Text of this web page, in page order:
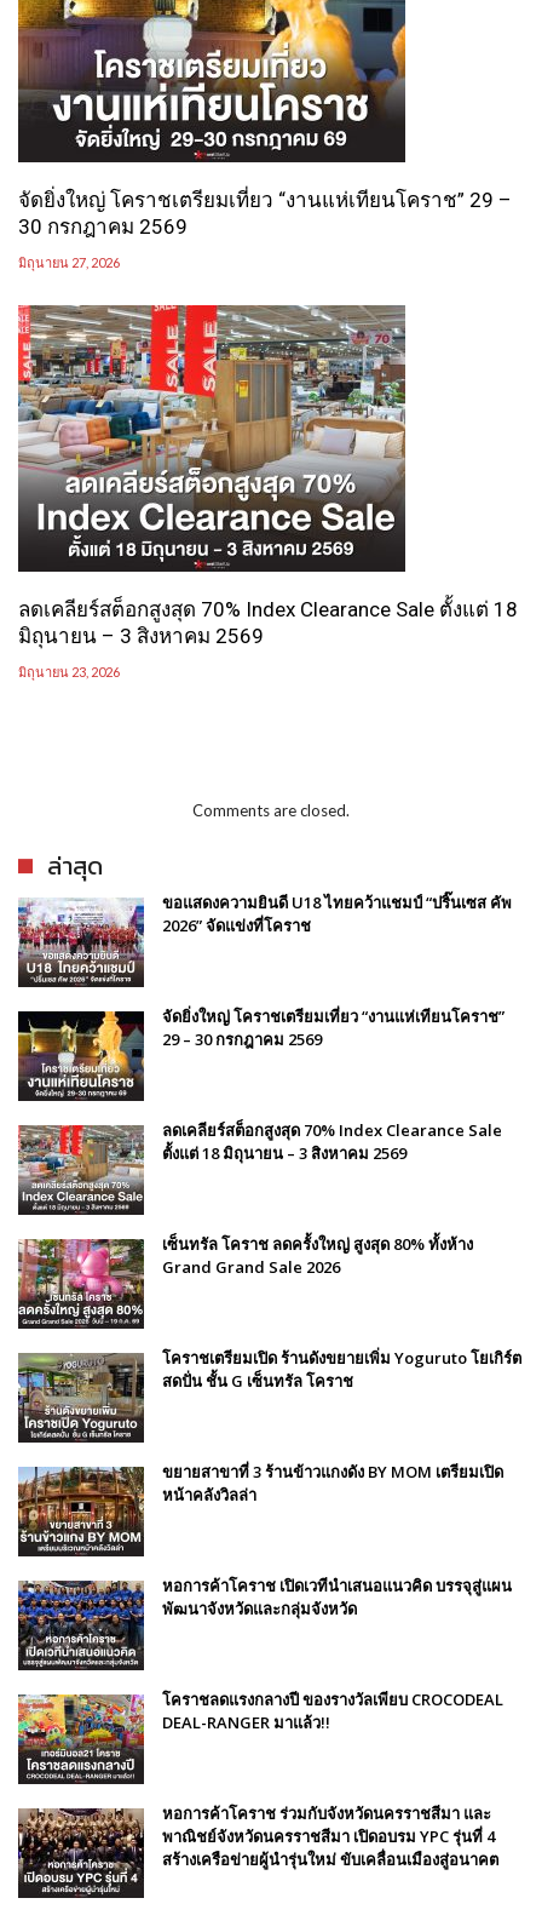
จัดยิ่งใหญ่ โคราชเตรียมเที่ยว “งานแห่เทียนโคราช” 29 –
30 กรกฎาคม 2569
มิถุนายน 27, 2026
ลดเคลียร์สต็อกสูงสุด 70% Index Clearance Sale ตั้งแต่ 18
มิถุนายน – 3 สิงหาคม 2569
มิถุนายน 23, 2026
Comments are closed.
ล่าสุด
ขอแสดงความยินดี U18 ไทยคว้าแชมป์ “ปริ๊นเซส คัพ
2026” จัดแข่งที่โคราช
จัดยิ่งใหญ่ โคราชเตรียมเที่ยว “งานแห่เทียนโคราช”
29 – 30 กรกฎาคม 2569
ลดเคลียร์สต็อกสูงสุด 70% Index Clearance Sale
ตั้งแต่ 18 มิถุนายน – 3 สิงหาคม 2569
เซ็นทรัล โคราช ลดครั้งใหญ่ สูงสุด 80% ทั้งห้าง
Grand Grand Sale 2026
โคราชเตรียมเปิด ร้านดังขยายเพิ่ม Yoguruto โยเกิร์ต
สดปั่น ชั้น G เซ็นทรัล โคราช
ขยายสาขาที่ 3 ร้านข้าวแกงดัง BY MOM เตรียมเปิด
หน้าคลังวิลล่า
หอการค้าโคราช เปิดเวทีนำเสนอแนวคิด บรรจุสู่แผน
พัฒนาจังหวัดและกลุ่มจังหวัด
โคราชลดแรงกลางปี ของรางวัลเพียบ CROCODEAL
DEAL-RANGER มาแล้ว!!
หอการค้าโคราช ร่วมกับจังหวัดนครราชสีมา และ
พาณิชย์จังหวัดนครราชสีมา เปิดอบรม YPC รุ่นที่ 4
สร้างเครือข่ายผู้นำรุ่นใหม่ ขับเคลื่อนเมืองสู่อนาคต